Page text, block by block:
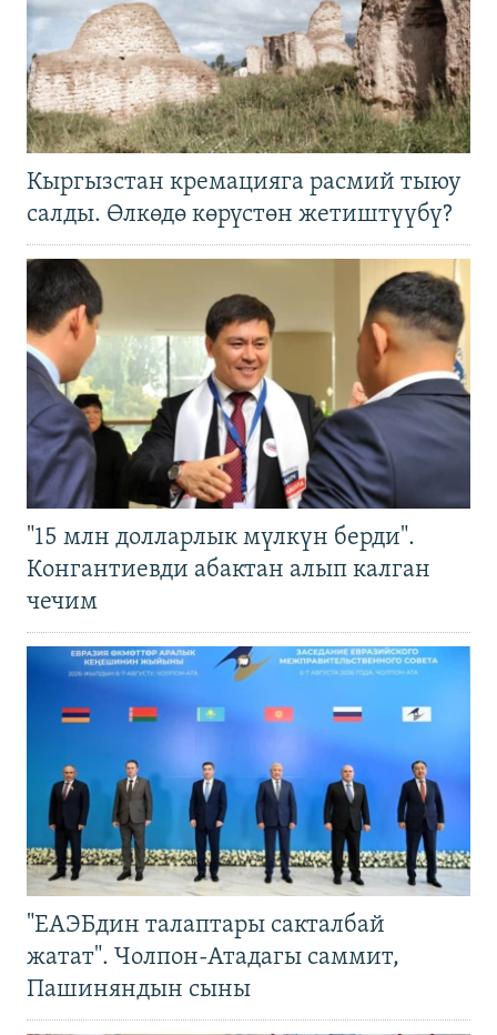
Кыргызстан кремацияга расмий тыюу
салды. Өлкөдө көрүстөн жетиштүүбү?
"15 млн долларлык мүлкүн берди".
Конгантиевди абактан алып калган
чечим
"ЕАЭБдин талаптары сакталбай
жатат". Чолпон-Атадагы саммит,
Пашиняндын сыны